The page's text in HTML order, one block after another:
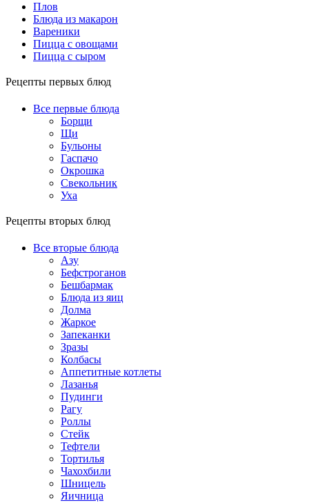
Плов
Блюда из макарон
Вареники
Пицца с овощами
Пицца с сыром
Рецепты первых блюд
Все первые блюда
Борщи
Щи
Бульоны
Гаспачо
Окрошка
Свекольник
Уха
Рецепты вторых блюд
Все вторые блюда
Азу
Бефстроганов
Бешбармак
Блюда из яиц
Долма
Жаркое
Запеканки
Зразы
Колбасы
Аппетитные котлеты
Лазанья
Пудинги
Рагу
Роллы
Стейк
Тефтели
Тортилья
Чахохбили
Шницель
Яичница